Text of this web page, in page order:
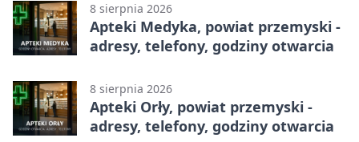
8 sierpnia 2026
Apteki Medyka, powiat przemyski -
adresy, telefony, godziny otwarcia
8 sierpnia 2026
Apteki Orły, powiat przemyski -
adresy, telefony, godziny otwarcia